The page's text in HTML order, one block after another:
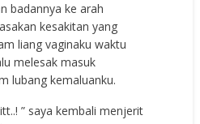
badannya ke arah
kesakitan yang
liang vaginaku waktu
melesak masuk
lubang kemaluanku.
” saya kembali menjerit